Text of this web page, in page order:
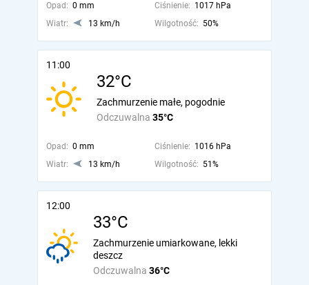
Opad: 0 mm Ciśnienie: 1017 hPa
Wiatr:
13 km/h Wilgotność: 50%
11:00
32°C
Odczuwalna 35°C
Zachmurzenie małe, pogodnie
Opad: 0 mm Ciśnienie: 1016 hPa
Wiatr:
13 km/h Wilgotność: 51%
12:00
33°C
Odczuwalna 36°C
Zachmurzenie umiarkowane, lekki
deszcz